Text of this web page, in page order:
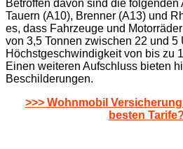
Betroffen davon sind die folgenden
Tauern (A10), Brenner (A13) und
es, dass Fahrzeuge und
von 3,5 Tonnen zwischen 22 und 5
Höchstgeschwindigkeit von bis zu
Einen weiteren Aufschluss bieten
Beschilderungen.
>>> Wohnmobil
besten